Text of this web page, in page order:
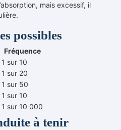
mais excessif, il
possibles
Fréquence
1 sur 10
1 sur 20
1 sur 50
1 sur 10
1 sur 10 000
à tenir